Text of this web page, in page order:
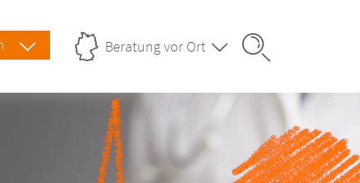
Beratung vor Ort